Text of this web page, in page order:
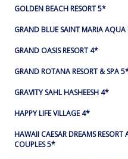
GOLDEN BEACH RESORT 5*
GRAND BLUE SAINT MARIA
GRAND OASIS RESORT 4*
GRAND ROTANA RESORT & SPA
GRAVITY SAHL HASHEESH 4*
HAPPY LIFE VILLAGE 4*
HAWAII CAESAR DREAMS
COUPLES 5*